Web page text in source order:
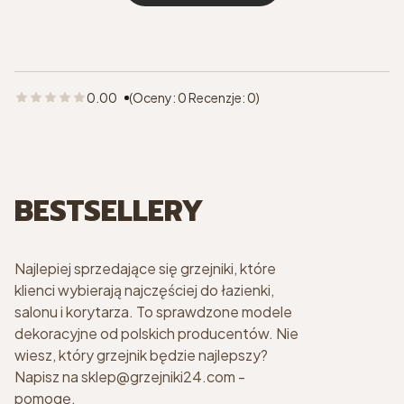
0.00 (Oceny: 0 Recenzje: 0)
BESTSELLERY
Najlepiej sprzedające się grzejniki, które
klienci wybierają najczęściej do łazienki,
salonu i korytarza. To sprawdzone modele
dekoracyjne od polskich producentów. Nie
wiesz, który grzejnik będzie najlepszy?
Napisz na sklep@grzejniki24.com -
pomogę.